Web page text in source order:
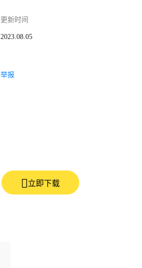
更新时间
2023.08.05
举报
立即下载